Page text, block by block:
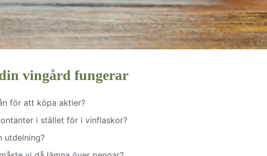
vingård fungerar
för att köpa aktier?
i stället för i vinflaskor?
utdelning?